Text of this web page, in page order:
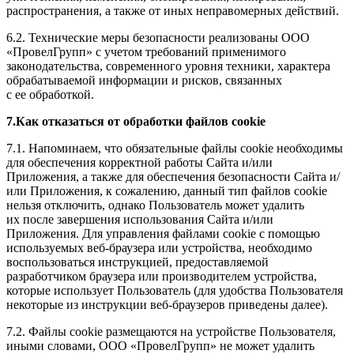
распространения, а также от иных неправомерных действий.
6.2. Технические меры безопасности реализованы ООО
«ПровелГрупп» с учетом требований применимого
законодательства, современного уровня техники, характера
обрабатываемой информации и рисков, связанных
с ее обработкой.
7.Как отказаться от обработки файлов cookie
7.1. Напоминаем, что обязательные файлы cookie необходимы
для обеспечения корректной работы Сайта и/или
Приложения, а также для обеспечения безопасности Сайта и/
или Приложения, к сожалению, данный тип файлов cookie
нельзя отключить, однако Пользователь может удалить
их после завершения использования Сайта и/или
Приложения. Для управления файлами cookie с помощью
используемых веб-браузера или устройства, необходимо
воспользоваться инструкцией, предоставляемой
разработчиком браузера или производителем устройства,
которые использует Пользователь (для удобства Пользователя
некоторые из инструкции веб-браузеров приведены далее).
7.2. Файлы cookie размещаются на устройстве Пользователя,
иными словами, ООО «ПровелГрупп» не может удалить